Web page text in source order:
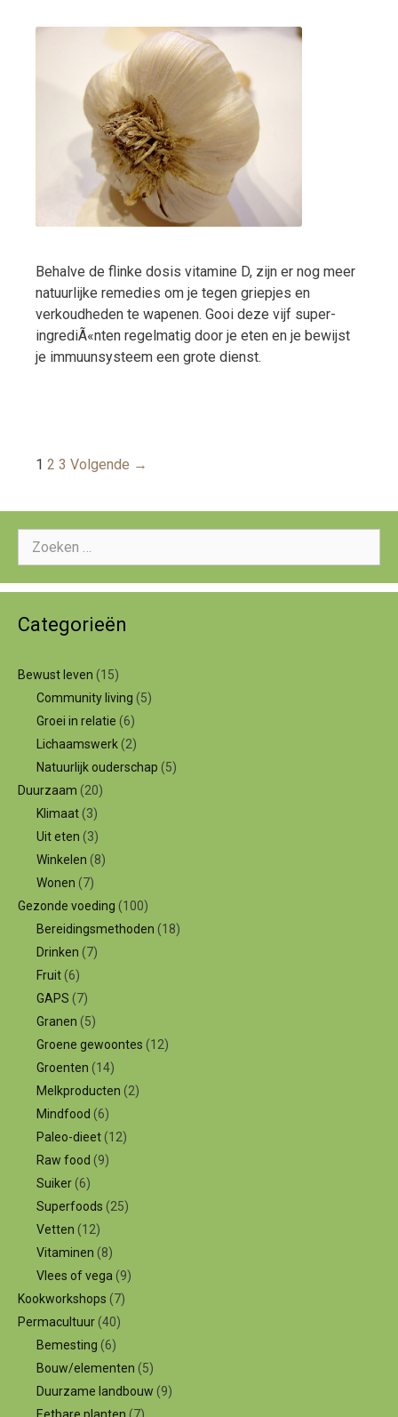
Behalve de flinke dosis vitamine D, zijn er nog meer
natuurlijke remedies om je tegen griepjes en
verkoudheden te wapenen. Gooi deze vijf super-
ingrediÃ«nten regelmatig door je eten en je bewijst
je immuunsysteem een grote dienst.
Berichtnavigatie
1 2 3 Volgende →
naar:
Categorieën
Bewust leven (15)
Community living (5)
Groei in relatie (6)
Lichaamswerk(2)
Natuurlijk ouderschap (5)
Duurzaam (20)
Klimaat(3)
Uit eten (3)
Winkelen (8)
Wonen (7)
Gezonde voeding (100)
Bereidingsmethoden (18)
Drinken (7)
Fruit(6)
GAPS (7)
Granen (5)
Groene gewoontes (12)
Groenten (14)
Melkproducten (2)
Mindfood (6)
Paleo-dieet(12)
Raw food (9)
Suiker(6)
Superfoods (25)
Vetten (12)
Vitaminen (8)
Vlees of vega(9)
Kookworkshops (7)
Permacultuur(40)
Bemesting (6)
Bouw/elementen (5)
Duurzame landbouw (9)